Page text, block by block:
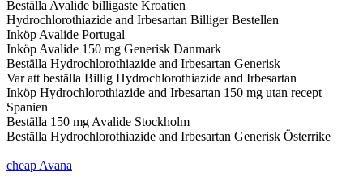
Beställa Avalide billigaste Kroatien
Hydrochlorothiazide and Irbesartan Billiger Bestellen
Inköp Avalide Portugal
Inköp Avalide 150 mg Generisk Danmark
Beställa Hydrochlorothiazide and Irbesartan Generisk
Var att beställa Billig Hydrochlorothiazide and Irbesartan
Inköp Hydrochlorothiazide and Irbesartan 150 mg utan recept
Spanien
Beställa 150 mg Avalide Stockholm
Beställa Hydrochlorothiazide and Irbesartan Generisk Österrike
cheap Avana